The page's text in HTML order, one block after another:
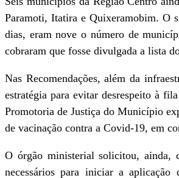
Paramoti, Itatira e Quixeramobim. O
dias, eram nove o número de
cobraram que fosse divulgada a lista
Nas Recomendações, além da
estratégia para evitar desrespeito à
Promotoria de Justiça do Município
de vacinação contra a Covid-19, em
O órgão ministerial solicitou, ainda,
necessários para iniciar a